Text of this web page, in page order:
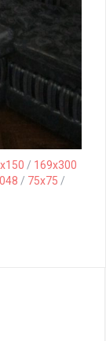
/ 169x300
/ 75x75 /